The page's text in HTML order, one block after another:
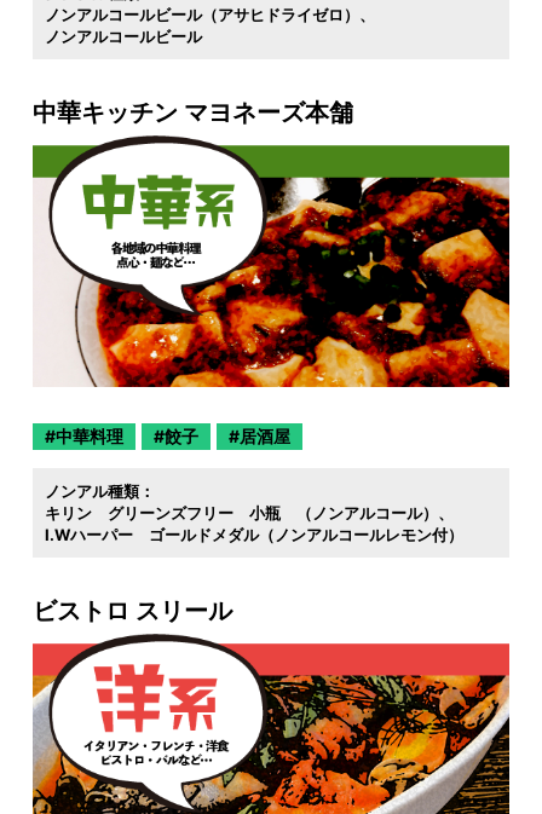
ノンアルコールビール（アサヒドライゼロ）
ノンアルコールビール
中華キッチン マヨネーズ本舗
中華料理 餃子 居酒屋
ノンアル種類：
キリン グリーンズフリー 小瓶 （ノンアルコール）
I.Wハーパー ゴールドメダル（ノンアルコールレモン付）
ビストロ スリール